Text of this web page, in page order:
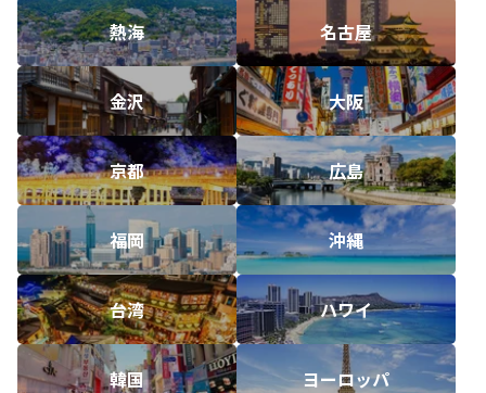
熱海 名古屋
金沢 大阪
京都 広島
福岡 沖縄
台湾 ハワイ
韓国 ヨーロッパ